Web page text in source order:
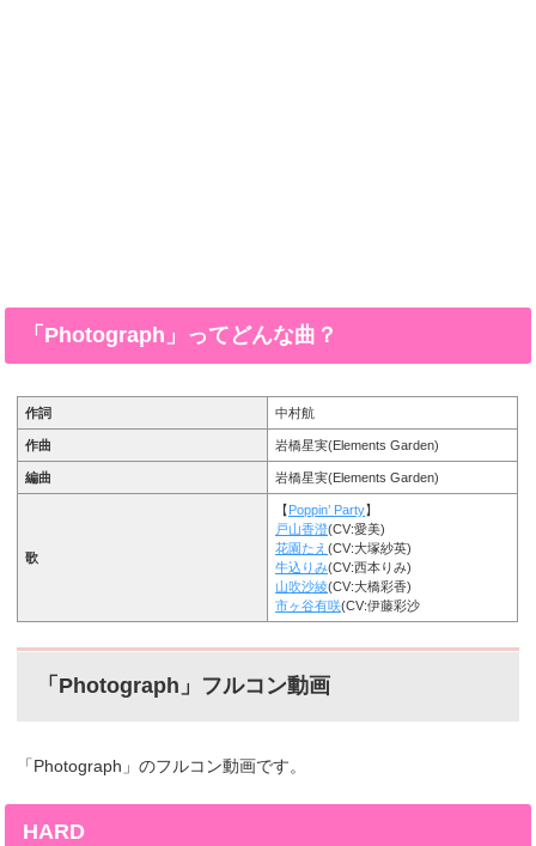
「Photograph」ってどんな曲？
作詞 中村航
作曲 岩橋星実(Elements Garden)
編曲 岩橋星実(Elements Garden)
歌
【Poppin’ Party】
戸山香澄(CV:愛美)
花園たえ(CV:大塚紗英)
牛込りみ(CV:西本りみ)
山吹沙綾(CV:大橋彩香)
市ヶ谷有咲(CV:伊藤彩沙
「Photograph」フルコン動画
「Photograph」のフルコン動画です。
HARD